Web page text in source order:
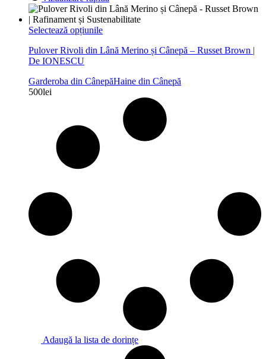
Selectează opțiunileAcest
are
variații.
Pulover Rivoli din Lână Merino și Cânepă – Russet Brown |
De IONESCU
Garderoba din CânepăHaine din Cânepă
500lei
Adaugă la lista de dorințe